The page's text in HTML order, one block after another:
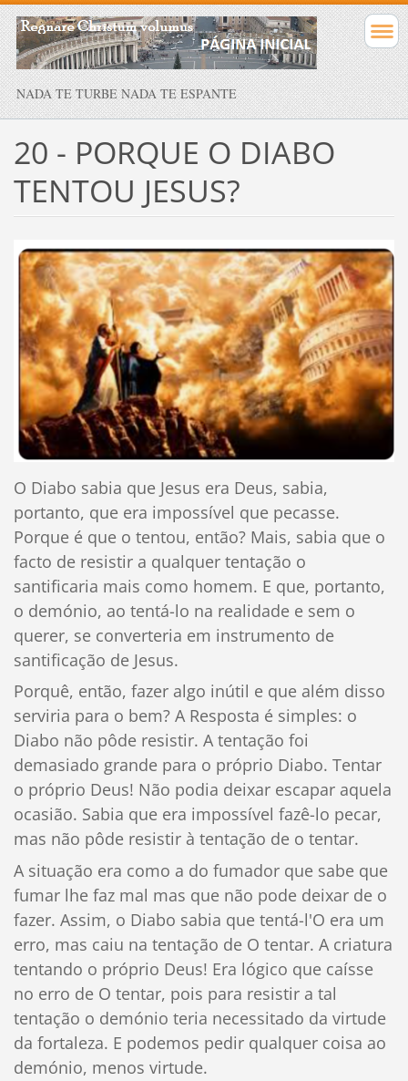
NADA TE TURBE NADA TE ESPANTE
20 - PORQUE O DIABO
TENTOU JESUS?
O Diabo sabia que Jesus era Deus, sabia,
portanto, que era impossível que pecasse.
Porque é que o tentou, então? Mais, sabia que o
facto de resistir a qualquer tentação o
santificaria mais como homem. E que, portanto,
o demónio, ao tentá-lo na realidade e sem o
querer, se converteria em instrumento de
santificação de Jesus.
Porquê, então, fazer algo inútil e que além disso
serviria para o bem? A Resposta é simples: o
Diabo não pôde resistir. A tentação foi
demasiado grande para o próprio Diabo. Tentar
o próprio Deus! Não podia deixar escapar aquela
ocasião. Sabia que era impossível fazê-lo pecar,
mas não pôde resistir à tentação de o tentar.
A situação era como a do fumador que sabe que
fumar lhe faz mal mas que não pode deixar de o
fazer. Assim, o Diabo sabia que tentá-l'O era um
erro, mas caiu na tentação de O tentar. A criatura
tentando o próprio Deus! Era lógico que caísse
no erro de O tentar, pois para resistir a tal
tentação o demónio teria necessitado da virtude
da fortaleza. E podemos pedir qualquer coisa ao
demónio, menos virtude.